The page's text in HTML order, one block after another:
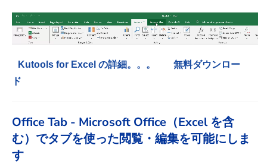
Kutools for Excel の詳細。。。
無料ダウンロー
ド
Office Tab - Microsoft Office（Excel を含
む）でタブを使った閲覧・編集を可能にしま
す